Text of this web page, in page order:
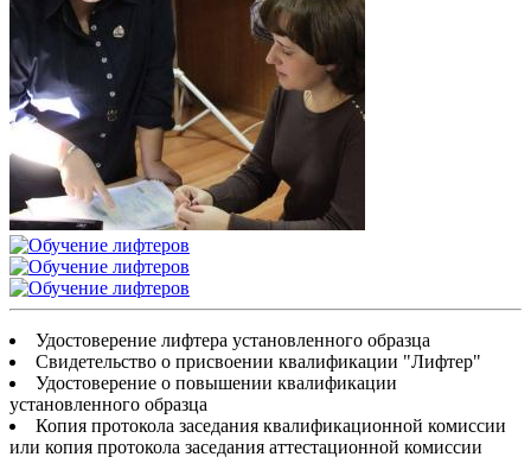
Удостоверение лифтера установленного образца
Свидетельство о присвоении квалификации "Лифтер"
Удостоверение о повышении квалификации
установленного образца
Копия протокола заседания квалификационной комиссии
или копия протокола заседания аттестационной комиссии